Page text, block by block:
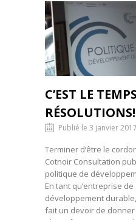
C’EST LE
RÉSOLUTIONS!
Publié le 3 janvier 2017
Terminer d’être le
Cotnoir Consultation
politique de
En tant qu’entreprise
développement
fait un devoir de